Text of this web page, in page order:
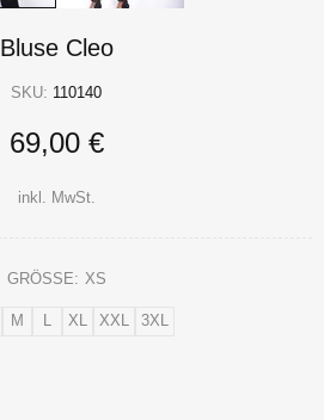
Bluse Cleo
SKU: 110140
69,00 €
inkl. MwSt.
GRÖSSE: XS
M L XL XXL 3XL